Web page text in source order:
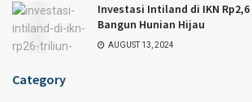
Investasi Intiland di IKN
Bangun Hunian Hijau
AUGUST 13, 2024
Category